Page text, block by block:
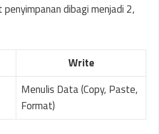
dibagi menjadi 2,
Write
Menulis Data (Copy, Paste,
Format)